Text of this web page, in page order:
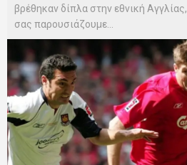
βρέθηκαν δίπλα στην εθνική Αγγλίας,
σας παρουσιάζουμε...